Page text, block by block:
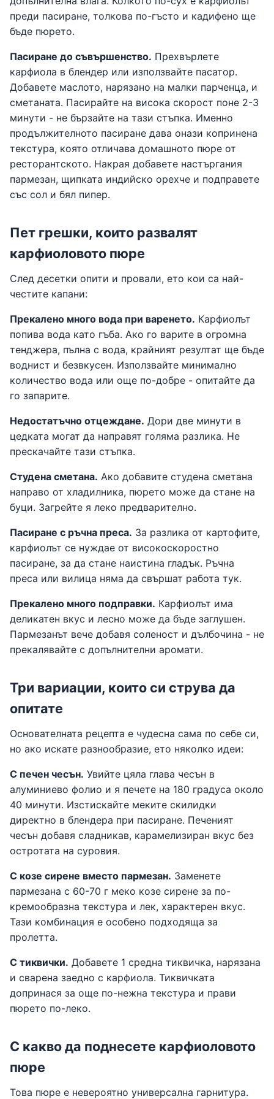
преди пасиране, толкова по-гъсто и кадифено ще
бъде пюрето.
Пасиране до съвършенство. Прехвърлете
карфиола в блендер или използвайте пасатор.
Добавете маслото, нарязано на малки парченца, и
сметаната. Пасирайте на висока скорост поне 2-3
минути - не бързайте на тази стъпка. Именно
продължителното пасиране дава онази копринена
текстура, която отличава домашното пюре от
ресторантското. Накрая добавете настъргания
пармезан, щипката индийско орехче и подправете
със сол и бял пипер.
Пет грешки, които развалят
карфиоловото пюре
След десетки опити и провали, ето кои са най-
честите капани:
Прекалено много вода при варенето. Карфиолът
попива вода като гъба. Ако го варите в огромна
тенджера, пълна с вода, крайният резултат ще бъде
воднист и безвкусен. Използвайте минимално
количество вода или още по-добре - опитайте да
го запарите.
Недостатъчно отцеждане. Дори две минути в
цедката могат да направят голяма разлика. Не
прескачайте тази стъпка.
Студена сметана. Ако добавите студена сметана
направо от хладилника, пюрето може да стане на
буци. Загрейте я леко предварително.
Пасиране с ръчна преса. За разлика от картофите,
карфиолът се нуждае от високоскоростно
пасиране, за да стане наистина гладък. Ръчна
преса или вилица няма да свършат работа тук.
Прекалено много подправки. Карфиолът има
деликатен вкус и лесно може да бъде заглушен.
Пармезанът вече добавя соленост и дълбочина - не
прекалявайте с допълнителни аромати.
Три вариации, които си струва да
опитате
Основателната рецепта е чудесна сама по себе си,
но ако искате разнообразие, ето няколко идеи:
С печен чесън. Увийте цяла глава чесън в
алуминиево фолио и я печете на 180 градуса около
40 минути. Изстискайте меките скилидки
директно в блендера при пасиране. Печеният
чесън добавя сладникав, карамелизиран вкус без
остротата на суровия.
С козе сирене вместо пармезан. Заменете
пармезана с 60-70 г меко козе сирене за по-
кремообразна текстура и лек, характерен вкус.
Тази комбинация е особено подходяща за
пролетта.
С тиквички. Добавете 1 средна тиквичка, нарязана
и сварена заедно с карфиола. Тиквичката
допринася за още по-нежна текстура и прави
пюрето по-леко.
С какво да поднесете карфиоловото
пюре
Това пюре е невероятно универсална гарнитура.